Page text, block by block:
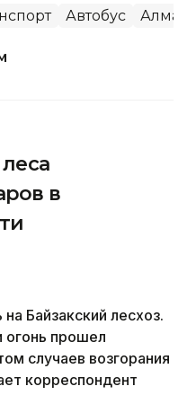
Автобус
в
Байзакский лесхоз.
огонь прошел
случаев возгорания
корреспондент